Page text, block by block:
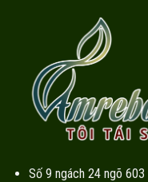
Số 9 ngách 24 ngõ 603